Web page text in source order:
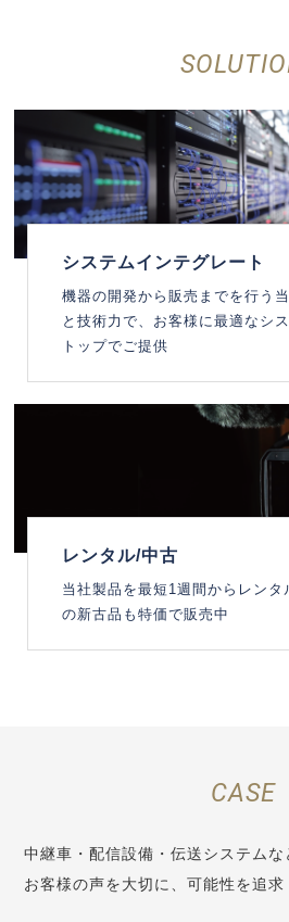
システムインテグレート
機器の開発から販売までを行う
と技術力で、お客様に最適な
トップでご提供
レンタル/中古
当社製品を最短1週間から
の新古品も特価で販売中
CASE
中継車・配信設備・伝送システムな
お客様の声を大切に、可能性を追求